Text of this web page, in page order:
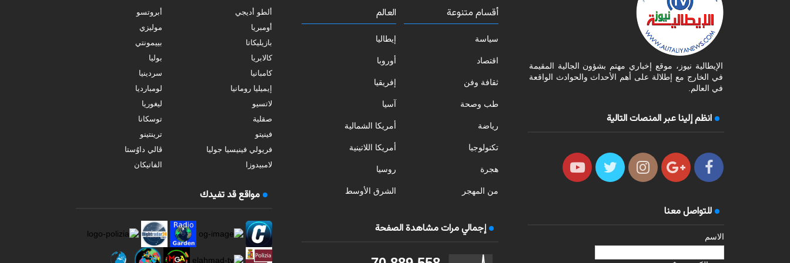
الإيطالية نيوز، موقع إخباري مهتم بشؤون الجالية المقيمة
في الخارج مع إطلالة على أهم الأحداث والحوادث الواقعة
في العالم.
انظم إلينا عبر المنصات التالية
للتواصل معنا
الاسم
أقسام متنوعة
سياسة
اقتصاد
ثقافة وفن
طب وصحة
رياضة
تكنولوجيا
هجرة
من المهجر
العالم
إيطاليا
أوروبا
إفريقيا
آسيا
أمريكا الشمالية
أمريكا اللاتينية
روسيا
الشرق الأوسط
إجمالي مرات مشاهدة الصفحة
ألطو أديجي
أبروتسو
أومبريا
موليزي
بازيليكاتا
بييمونتي
كالابريا
بوليا
كامبانيا
سردينيا
إيميليا رومانيا
لومبارديا
لاتسيو
ليغوريا
صقلية
توسكانا
فينيتو
ترينتينو
فريولي فينيسيا جوليا
ڤالي داوُستا
لامبيدوزا
الفاتيكان
مواقع قد تفيدك